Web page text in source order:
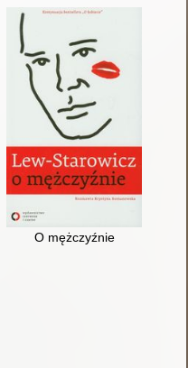
100 skutecznych ćwiczeń
O mężczyźnie